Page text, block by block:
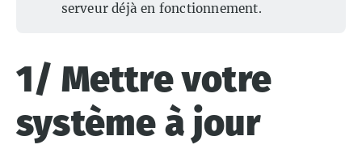
serveur déjà en fonctionnement.
1/ Mettre votre
système à jour